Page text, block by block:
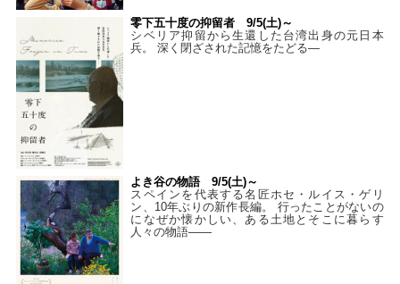
零下五十度の抑留者 9/5(土)～
シベリア抑留から生還した台湾出身の元日本
兵。 深く閉ざされた記憶をたどる—
よき谷の物語 9/5(土)～
スペインを代表する名匠ホセ・ルイス・ゲリ
ン、10年ぶりの新作長編。 行ったことがないの
になぜか懐かしい、ある土地とそこに暮らす
人々の物語――